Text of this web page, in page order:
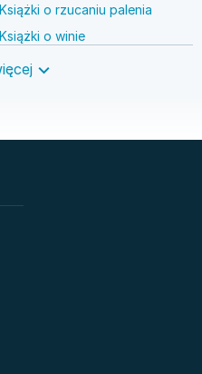
Książki o rzucaniu palenia
Książki o winie
Książki o anestezjologii